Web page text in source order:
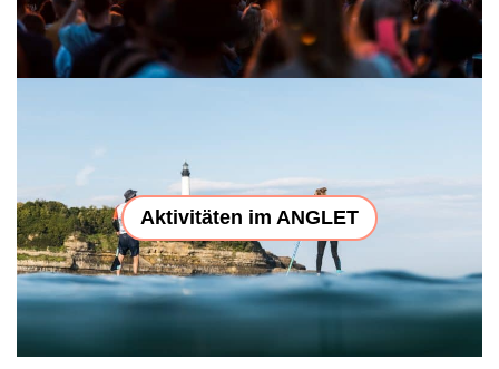
Aktivitäten im ANGLET